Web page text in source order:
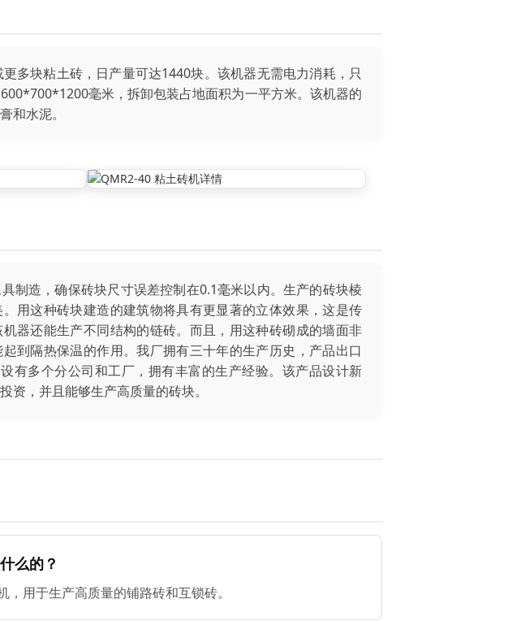
多块粘土砖，日产量可达1440块。该机器无需电力消耗，只
毫米，拆卸包装占地面积为一平方米。该机器的
和水泥。
制造，确保砖块尺寸误差控制在0.1毫米以内。生产的砖块棱
用这种砖块建造的建筑物将具有更显著的立体效果，这是传
器还能生产不同结构的链砖。而且，用这种砖砌成的墙面非
到隔热保温的作用。我厂拥有三十年的生产历史，产品出口
有多个分公司和工厂，拥有丰富的生产经验。该产品设计新
资，并且能够生产高质量的砖块。
么的？
用于生产高质量的铺路砖和互锁砖。